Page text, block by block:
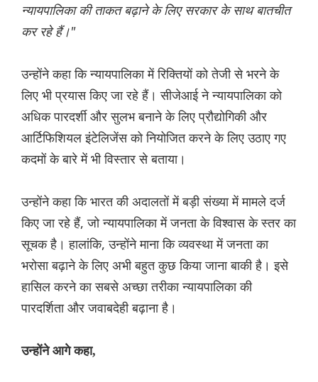
न्यायपालिका की ताकत बढ़ाने के लिए सरकार के साथ बातचीत
कर रहे हैं।"
उन्होंने कहा कि न्यायपालिका में रिक्तियों को तेजी से भरने के
लिए भी प्रयास किए जा रहे हैं। सीजेआई ने न्यायपालिका को
अधिक पारदर्शी और सुलभ बनाने के लिए प्रौद्योगिकी और
आर्टिफिशियल इंटेलिजेंस को नियोजित करने के लिए उठाए गए
कदमों के बारे में भी विस्तार से बताया।
उन्होंने कहा कि भारत की अदालतों में बड़ी संख्या में मामले दर्ज
किए जा रहे हैं, जो न्यायपालिका में जनता के विश्वास के स्तर का
सूचक है। हालांकि, उन्होंने माना कि व्यवस्था में जनता का
भरोसा बढ़ाने के लिए अभी बहुत कुछ किया जाना बाकी है। इसे
हासिल करने का सबसे अच्छा तरीका न्यायपालिका की
पारदर्शिता और जवाबदेही बढ़ाना है।
उन्होंने आगे कहा,